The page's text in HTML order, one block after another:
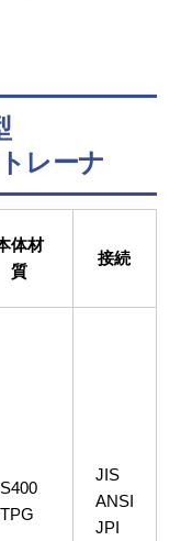
レーナ
体材
質
接続
JIS
ANSI
JPI